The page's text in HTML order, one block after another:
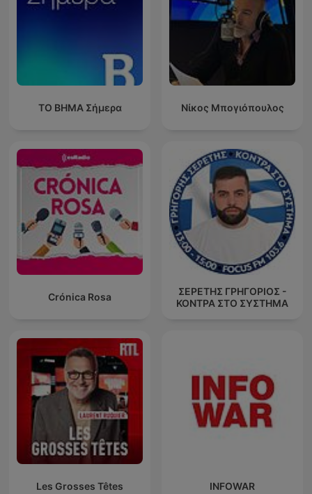
ΤΟ ΒΗΜΑ Σήμερα Νίκος Μπογιόπουλος
Crónica Rosa
ΣΕΡΕΤΗΣ ΓΡΗΓΟΡΙΟΣ -
ΚΟΝΤΡΑ ΣΤΟ ΣΥΣΤΗΜΑ
Les Grosses Têtes INFOWAR